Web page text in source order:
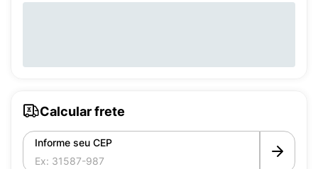
Calcular frete
Informe seu CEP